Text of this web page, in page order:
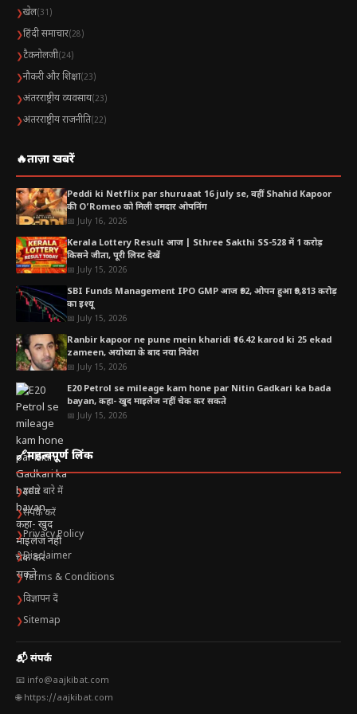
Allen Answer Key बनाम NTA Official Answer Key
Allen Answer Key
परीक्षा के तुरंत बाद
प्री-एनालिसिस के लिए
फैकल्टी आधारित सरकारी व अंतिम
ध्यान रहे,फाइनल रिजल्ट हमेशा NTA की Answer Key पर ही
आधारित होगा।
JEE Main 2026 रिजल्ट कब आएगा?
NTA द्वारा JEE Main 2026 का आधिकारिक रिजल्ट परीक्षा समाप्त होने के
कुछ दिनों बाद जारी किया जाएगा। रिजल्ट के साथ:
फाइनल Answer Key
ऑल इंडिया रैंक
JEE Advanced के लिए क्वालिफिकेशन स्टेटस
भी जारी किया जाएगा।
छात्रों के लिए आगे की रणनीति
अगर स्कोर अच्छा है:
JEE Advanced की तैयारी तेज करें
टॉप NITs और IITs के विकल्प देखें
❯खेल(31)
❯हिंदी समाचार(28)
❯टैकनोलजी(24)
❯नौकरी और शिक्षा(23)
❯अंतरराष्ट्रीय व्यवसाय(23)
❯अंतरराष्ट्रीय राजनीति(22)
🔥ताज़ा खबरें
Peddi ki Netflix par shuruaat 16 july se, वहीं Shahid Kapoor
की O’Romeo को मिली दमदार ओपनिंग
📅 July 16, 2026
Kerala Lottery Result आज | Sthree Sakthi SS-528 में 1 करोड़
किसने जीता, पूरी लिस्ट देखें
📅 July 15, 2026
SBI Funds Management IPO GMP आज ₹92, ओपन हुआ ₹9,813 करोड़
का इश्यू
📅 July 15, 2026
Ranbir kapoor ne pune mein kharidi ₹16.42 karod ki 25 ekad
zameen, अयोध्या के बाद नया निवेश
📅 July 15, 2026
E20 Petrol se mileage kam hone par Nitin Gadkari ka bada
bayan, कहा- खुद माइलेज नहीं चेक कर सकते
📅 July 15, 2026
🔗महत्वपूर्ण लिंक
❯हमारे बारे में
❯संपर्क करें
❯Privacy Policy
❯Disclaimer
❯Terms & Conditions
❯विज्ञापन दें
❯Sitemap
📬 संपर्क
📧 info@aajkibat.com
🌐 https://aajkibat.com